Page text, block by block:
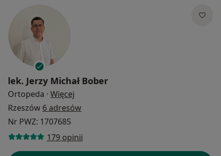
lek. Jerzy Michał Bober
Ortopeda · Więcej
Rzeszów 6 adresów
Nr PWZ: 1707685
179 opinii